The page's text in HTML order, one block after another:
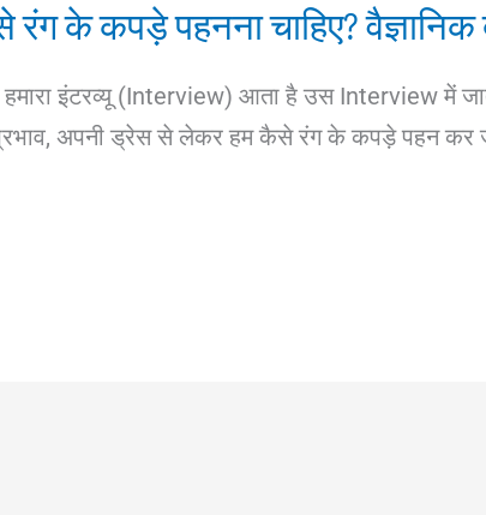
के कपड़े पहनना चाहिए? वैज्ञानिक
हमारा इंटरव्यू (Interview) आता है उस Interview में
अपनी ड्रेस से लेकर हम कैसे रंग के कपड़े पहन कर